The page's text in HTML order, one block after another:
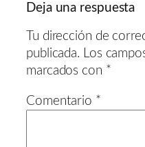
Deja una respuesta
Tu dirección de
publicada. Los
marcados con *
Comentario *